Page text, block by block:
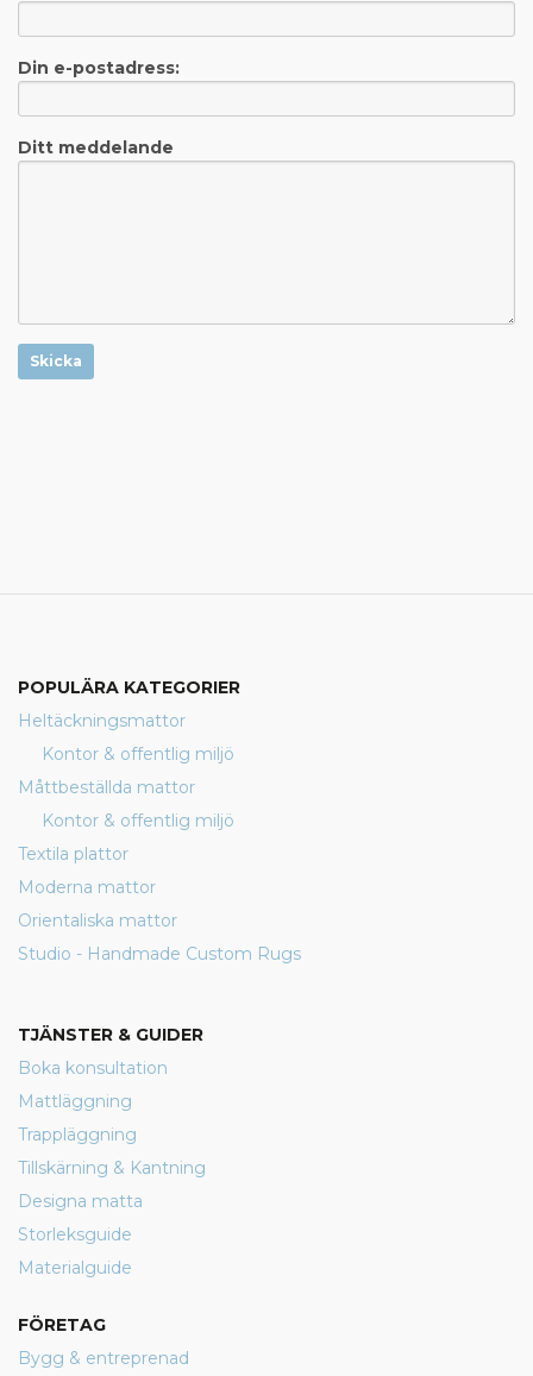
Din e-postadress:
Ditt meddelande
Skicka
POPULÄRA KATEGORIER
Heltäckningsmattor
Kontor & offentlig miljö
Måttbeställda mattor
Kontor & offentlig miljö
Textila plattor
Moderna mattor
Orientaliska mattor
Studio - Handmade Custom Rugs
TJÄNSTER & GUIDER
Boka konsultation
Mattläggning
Trappläggning
Tillskärning & Kantning
Designa matta
Storleksguide
Materialguide
FÖRETAG
Bygg & entreprenad